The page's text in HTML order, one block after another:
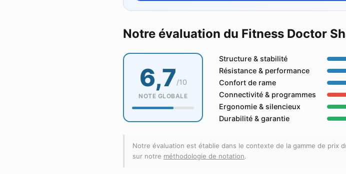
Notre évaluation du Fitness Doctor
6,7/10
NOTE GLOBALE
Structure & stabilité
Résistance & performance
Confort de rame
Connectivité & programmes
Ergonomie & silencieux
Durabilité & garantie
Notre évaluation est établie dans le contexte de la gamme de prix
sur notre méthodologie de notation.